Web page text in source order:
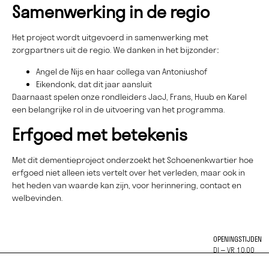
Samenwerking in de regio
Het project wordt uitgevoerd in samenwerking met
zorgpartners uit de regio. We danken in het bijzonder:
Angel de Nijs en haar collega van Antoniushof
Eikendonk, dat dit jaar aansluit
Daarnaast spelen onze rondleiders JacJ, Frans, Huub en Karel
een belangrijke rol in de uitvoering van het programma.
Erfgoed met betekenis
Met dit dementieproject onderzoekt het Schoenenkwartier hoe
erfgoed niet alleen iets vertelt over het verleden, maar ook in
het heden van waarde kan zijn, voor herinnering, contact en
welbevinden.
OPENINGSTIJDEN
DI – VR 10.00